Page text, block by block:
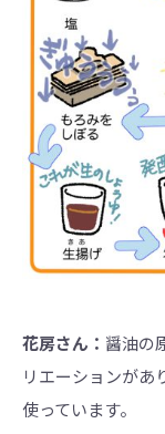
花房さん： 醤油の
リエーションがあ
使っています。